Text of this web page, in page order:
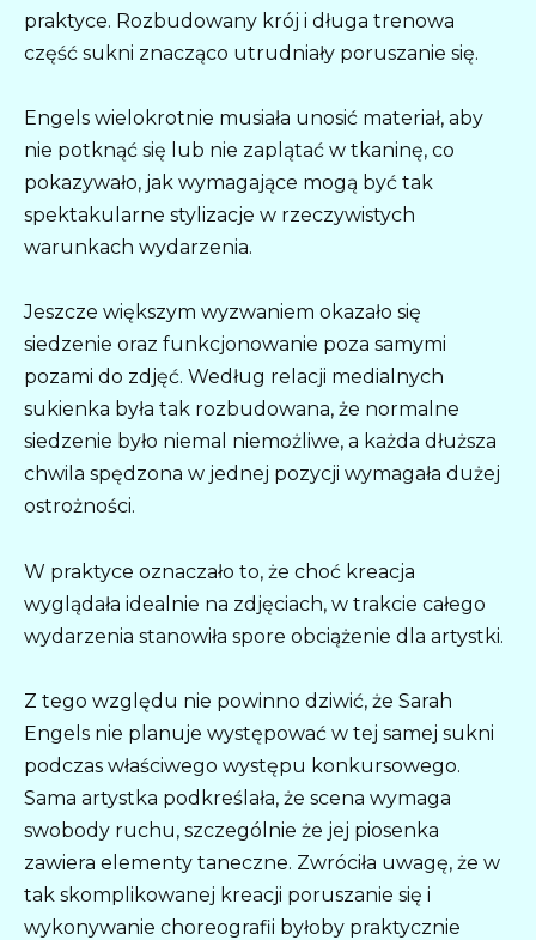
praktyce. Rozbudowany krój i długa trenowa
część sukni znacząco utrudniały poruszanie się.
Engels wielokrotnie musiała unosić materiał, aby
nie potknąć się lub nie zaplątać w tkaninę, co
pokazywało, jak wymagające mogą być tak
spektakularne stylizacje w rzeczywistych
warunkach wydarzenia.
Jeszcze większym wyzwaniem okazało się
siedzenie oraz funkcjonowanie poza samymi
pozami do zdjęć. Według relacji medialnych
sukienka była tak rozbudowana, że normalne
siedzenie było niemal niemożliwe, a każda dłuższa
chwila spędzona w jednej pozycji wymagała dużej
ostrożności.
W praktyce oznaczało to, że choć kreacja
wyglądała idealnie na zdjęciach, w trakcie całego
wydarzenia stanowiła spore obciążenie dla artystki.
Z tego względu nie powinno dziwić, że Sarah
Engels nie planuje występować w tej samej sukni
podczas właściwego występu konkursowego.
Sama artystka podkreślała, że scena wymaga
swobody ruchu, szczególnie że jej piosenka
zawiera elementy taneczne. Zwróciła uwagę, że w
tak skomplikowanej kreacji poruszanie się i
wykonywanie choreografii byłoby praktycznie